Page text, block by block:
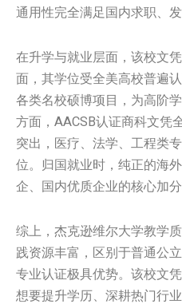
通用性完全满足国内求职、发
在升学与就业层面，该校文
面，其学位受全美高校普遍
各类名校硕博项目，为高阶
方面，AACSB认证商科文凭
突出，医疗、法学、工程类
位。归国就业时，纯正的海
企、国内优质企业的核心加分
综上，杰克逊维尔大学教学
践资源丰富，区别于普通公
专业认证极具优势。该校文
想要提升学历、深耕热门行